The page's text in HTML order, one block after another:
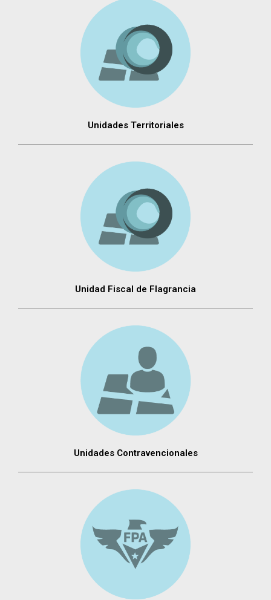
Unidades Territoriales
Unidad Fiscal de Flagrancia
Unidades Contravencionales